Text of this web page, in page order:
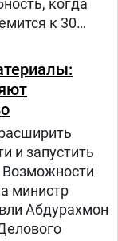
когда
к 30
и запустить
министр
Абдурахмон